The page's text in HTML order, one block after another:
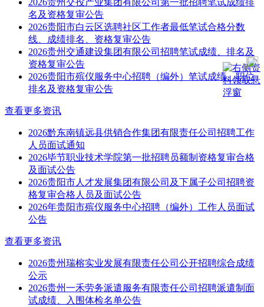
2026贵州交投产业集团有限公司第一批招聘笔试成绩排
名及资格复审公告
2026贵阳市白云区选聘社区工作者最低笔试合格分数
线、成绩排名、资格复审公告
2026贵州交通建设集团有限公司招聘笔试成绩、排名及
资格复审公告
2026贵阳市殡仪服务中心招聘（编外）笔试成绩、职位
排名及资格复审公告
查看更多资讯
2026黔东南镇远县供销合作集团有限责任公司招聘工作
人员面试通知
2026毕节职业技术学院第一批招聘员额制资格复审合格
及面试公告
2026贵阳市人才发展集团有限公司及下属子公司招聘资
格复审合格人员及面试公告
2026年贵阳市殡仪服务中心招聘（编外）工作人员面试
公告
查看更多资讯
2026贵州瑞榕实业发展有限责任公司公开招聘综合成绩
公示
2026贵州一禾劳务派遣服务有限责任公司招聘派遣制面
试成绩、入围体检名单公告